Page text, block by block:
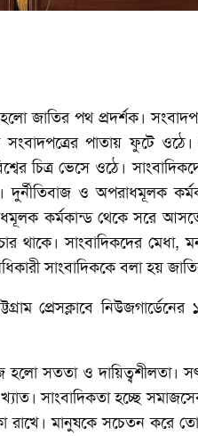
জাতির পথ প্রদর্শক।
পাতায় ফুটে
চিত্র ভেসে ওঠে।
ও অপরাধমূলক
কর্মকান্ড থেকে সরে
থাকে। সাংবাদিকদের
সাংবাদিককে বলা হয়
নিউজগার্ডেনের
সততা ও দায়িত্বশীলতা।
খ্যাত। সাংবাদিকতা হচ্ছে
রাখে। মানুষকে সচেতন করে